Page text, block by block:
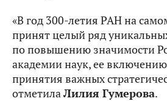
«В год 300-летия РАН на
принят целый ряд
по повышению значимости
академии наук, ее
принятия важных
отметилаЛилия Гумерова.